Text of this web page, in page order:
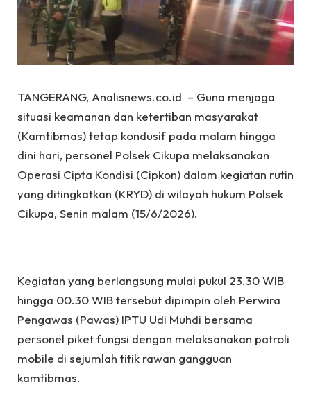
TANGERANG, Analisnews.co.id – Guna menjaga
situasi keamanan dan ketertiban masyarakat
(Kamtibmas) tetap kondusif pada malam hingga
dini hari, personel Polsek Cikupa melaksanakan
Operasi Cipta Kondisi (Cipkon) dalam kegiatan rutin
yang ditingkatkan (KRYD) di wilayah hukum Polsek
Cikupa, Senin malam (15/6/2026).
Kegiatan yang berlangsung mulai pukul 23.30 WIB
hingga 00.30 WIB tersebut dipimpin oleh Perwira
Pengawas (Pawas) IPTU Udi Muhdi bersama
personel piket fungsi dengan melaksanakan patroli
mobile di sejumlah titik rawan gangguan
kamtibmas.